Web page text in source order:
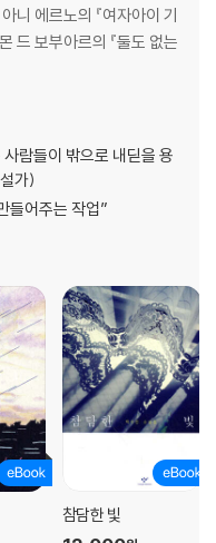
아니 에르노의 『여자아이 기
드 보부아르의 『둘도 없는
람들이 밖으로 내딛을 용
가)
들어주는 작업”
참담한 빛